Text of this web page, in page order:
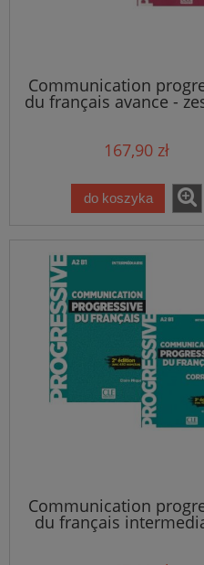
Communication
du français avance -
167,90 zł
do koszyka
Communication
du français